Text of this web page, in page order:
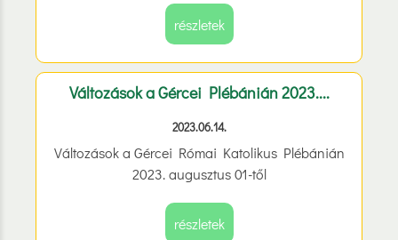
részletek
Változások a Gércei Plébánián 2023....
2023.06.14.
Változások a Gércei Római Katolikus Plébánián
2023. augusztus 01-től
részletek